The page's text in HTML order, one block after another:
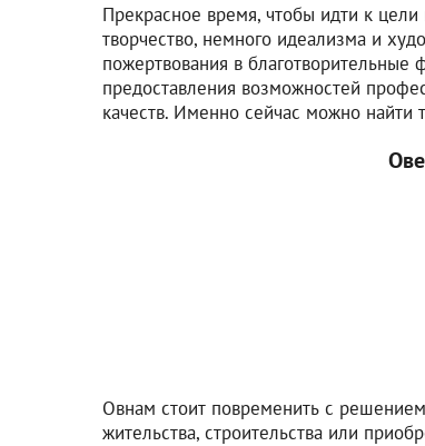
Прекрасное время, чтобы идти к
творчество, немного идеализма и
пожертвования в
предоставления возможностей
качеств. Именно сейчас можно найти
Овнам стоит повременить с
жительства, строительства или